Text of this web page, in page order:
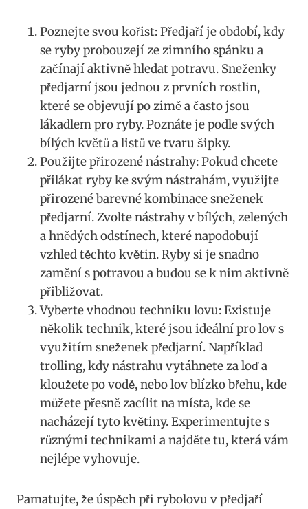
Poznejte svou kořist: Předjaří je období, kdy
se ryby ⁢probouzejí ze zimního spánku a
začínají‍ aktivně⁣ hledat potravu. Sneženky⁤
předjarní jsou jednou z‍ prvních rostlin,
které se objevují po zimě a často jsou
lákadlem pro ‌ryby. ⁣Poznáte je podle svých
bílých květů a listů ve⁤ tvaru šipky.
Použijte přirozené nástrahy: Pokud chcete
přilákat ryby ke svým‌ nástrahám, ⁤využijte
přirozené barevné kombinace sneženek
předjarní. Zvolte nástrahy v bílých, zelených
a ⁣hnědých odstínech, ‌které napodobují
vzhled těchto květin. Ryby si je ⁤snadno
zamění ⁤s potravou a budou⁤ se k nim‍ aktivně
přibližovat.
Vyberte vhodnou techniku‌ lovu: Existuje
několik technik,⁢ které jsou ideální pro lov s
využitím ​sneženek předjarní. Například
trolling, kdy nástrahu⁣ vytáhnete za loď a
⁣kloužete​ po vodě, ‍nebo lov blízko břehu, kde
můžete přesně zacílit na místa, kde se
nacházejí tyto květiny. Experimentujte s
různými technikami a najděte tu, která vám
⁢nejlépe ⁤vyhovuje.
Pamatujte, že úspěch při⁣ rybolovu v předjaří